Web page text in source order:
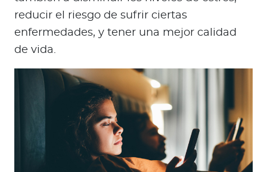
reducir el riesgo de sufrir ciertas
enfermedades, y tener una mejor calidad
de vida.